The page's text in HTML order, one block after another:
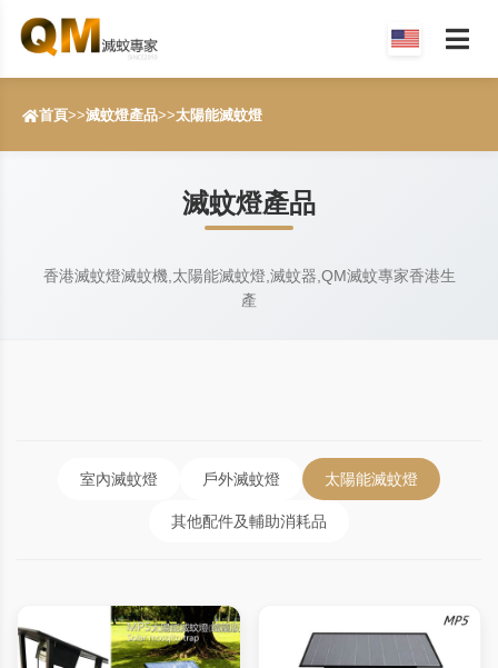
首頁>>滅蚊燈產品>>太陽能滅蚊燈
滅蚊燈產品
香港滅蚊燈滅蚊機,太陽能滅蚊燈,滅蚊器,QM滅蚊專家香港生
產
室內滅蚊燈 戶外滅蚊燈 太陽能滅蚊燈
其他配件及輔助消耗品